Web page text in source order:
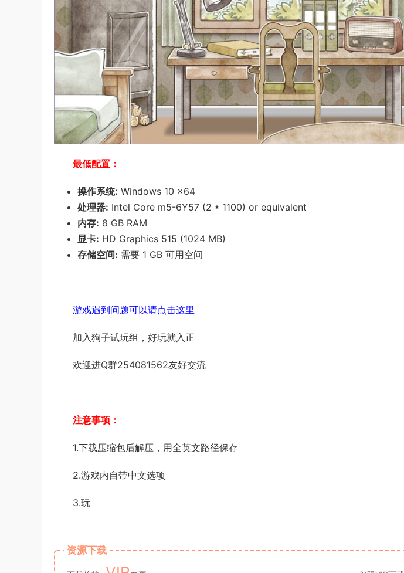
最低配置：
操作系统: Windows 10 x64
处理器: Intel Core m5-6Y57 (2 * 1100) or equivalent
内存: 8 GB RAM
显卡: HD Graphics 515 (1024 MB)
存储空间: 需要 1 GB 可用空间
游戏遇到问题可以请点击这里
加入狗子试玩组，好玩就入正
欢迎进Q群254081562友好交流
注意事项：
1.下载压缩包后解压，用全英文路径保存
2.游戏内自带中文选项
3.玩
资源下载